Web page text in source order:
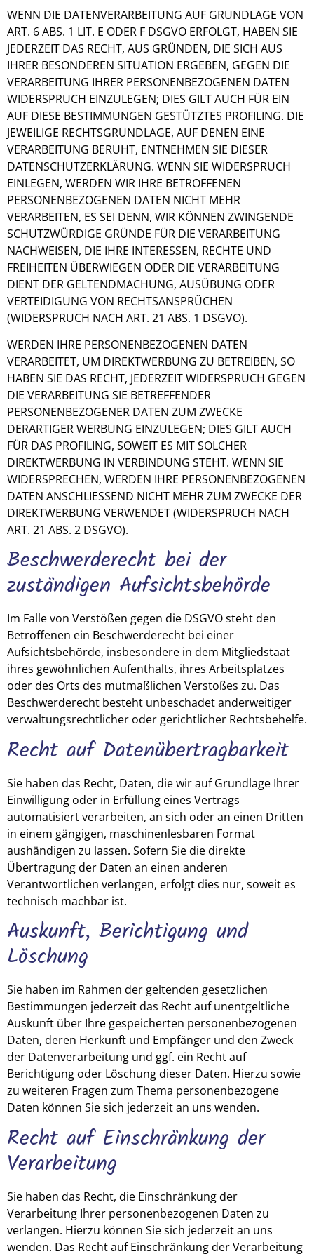
WENN DIE DATENVERARBEITUNG AUF GRUNDLAGE VON
ART. 6 ABS. 1 LIT. E ODER F DSGVO ERFOLGT, HABEN SIE
JEDERZEIT DAS RECHT, AUS GRÜNDEN, DIE SICH AUS
IHRER BESONDEREN SITUATION ERGEBEN, GEGEN DIE
VERARBEITUNG IHRER PERSONENBEZOGENEN DATEN
WIDERSPRUCH EINZULEGEN; DIES GILT AUCH FÜR EIN
AUF DIESE BESTIMMUNGEN GESTÜTZTES PROFILING. DIE
JEWEILIGE RECHTSGRUNDLAGE, AUF DENEN EINE
VERARBEITUNG BERUHT, ENTNEHMEN SIE DIESER
DATENSCHUTZERKLÄRUNG. WENN SIE WIDERSPRUCH
EINLEGEN, WERDEN WIR IHRE BETROFFENEN
PERSONENBEZOGENEN DATEN NICHT MEHR
VERARBEITEN, ES SEI DENN, WIR KÖNNEN ZWINGENDE
SCHUTZWÜRDIGE GRÜNDE FÜR DIE VERARBEITUNG
NACHWEISEN, DIE IHRE INTERESSEN, RECHTE UND
FREIHEITEN ÜBERWIEGEN ODER DIE VERARBEITUNG
DIENT DER GELTENDMACHUNG, AUSÜBUNG ODER
VERTEIDIGUNG VON RECHTSANSPRÜCHEN
(WIDERSPRUCH NACH ART. 21 ABS. 1 DSGVO).
WERDEN IHRE PERSONENBEZOGENEN DATEN
VERARBEITET, UM DIREKTWERBUNG ZU BETREIBEN, SO
HABEN SIE DAS RECHT, JEDERZEIT WIDERSPRUCH GEGEN
DIE VERARBEITUNG SIE BETREFFENDER
PERSONENBEZOGENER DATEN ZUM ZWECKE
DERARTIGER WERBUNG EINZULEGEN; DIES GILT AUCH
FÜR DAS PROFILING, SOWEIT ES MIT SOLCHER
DIREKTWERBUNG IN VERBINDUNG STEHT. WENN SIE
WIDERSPRECHEN, WERDEN IHRE PERSONENBEZOGENEN
DATEN ANSCHLIESSEND NICHT MEHR ZUM ZWECKE DER
DIREKTWERBUNG VERWENDET (WIDERSPRUCH NACH
ART. 21 ABS. 2 DSGVO).
Beschwerde­recht bei der
zuständigen Aufsichts­behörde
Im Falle von Verstößen gegen die DSGVO steht den
Betroffenen ein Beschwerderecht bei einer
Aufsichtsbehörde, insbesondere in dem Mitgliedstaat
ihres gewöhnlichen Aufenthalts, ihres Arbeitsplatzes
oder des Orts des mutmaßlichen Verstoßes zu. Das
Beschwerderecht besteht unbeschadet anderweitiger
verwaltungsrechtlicher oder gerichtlicher Rechtsbehelfe.
Recht auf Daten­übertrag­barkeit
Sie haben das Recht, Daten, die wir auf Grundlage Ihrer
Einwilligung oder in Erfüllung eines Vertrags
automatisiert verarbeiten, an sich oder an einen Dritten
in einem gängigen, maschinenlesbaren Format
aushändigen zu lassen. Sofern Sie die direkte
Übertragung der Daten an einen anderen
Verantwortlichen verlangen, erfolgt dies nur, soweit es
technisch machbar ist.
Auskunft, Berichtigung und
Löschung
Sie haben im Rahmen der geltenden gesetzlichen
Bestimmungen jederzeit das Recht auf unentgeltliche
Auskunft über Ihre gespeicherten personenbezogenen
Daten, deren Herkunft und Empfänger und den Zweck
der Datenverarbeitung und ggf. ein Recht auf
Berichtigung oder Löschung dieser Daten. Hierzu sowie
zu weiteren Fragen zum Thema personenbezogene
Daten können Sie sich jederzeit an uns wenden.
Recht auf Einschränkung der
Verarbeitung
Sie haben das Recht, die Einschränkung der
Verarbeitung Ihrer personenbezogenen Daten zu
verlangen. Hierzu können Sie sich jederzeit an uns
wenden. Das Recht auf Einschränkung der Verarbeitung